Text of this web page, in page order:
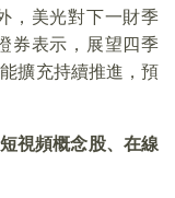
，美光對下一財季
券表示，展望四季
擴充持續推進，預
視頻概念股、在線